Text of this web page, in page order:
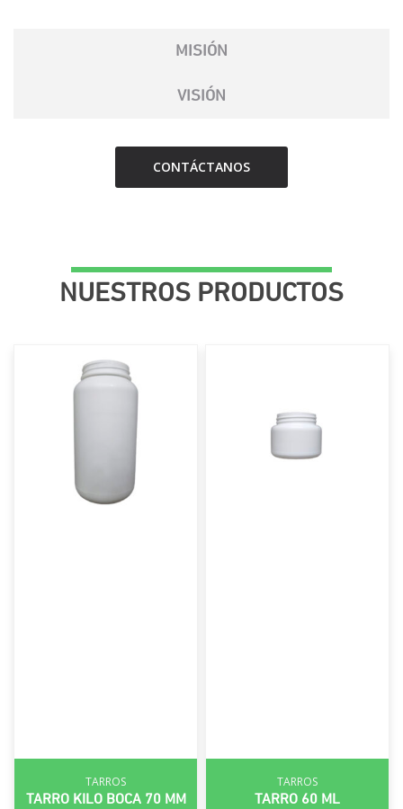
MISIÓN
VISIÓN
CONTÁCTANOS
NUESTROS PRODUCTOS
TARROS
TARRO KILO BOCA 70 MM
TARROS
TARRO 60 ML